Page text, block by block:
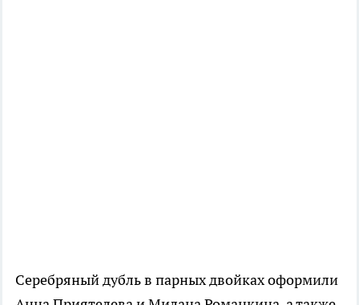
Серебряный дубль в парных двойках оформили